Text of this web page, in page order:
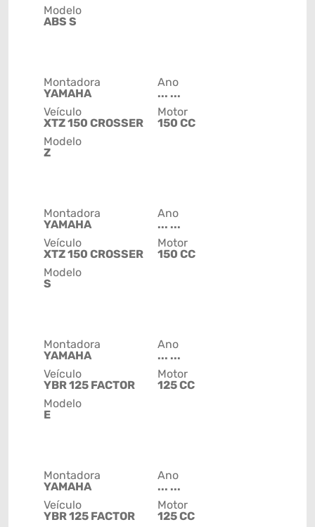
Modelo
ABS S
Montadora
YAMAHA
Veículo
XTZ 150 CROSSER
Modelo
Z
Ano
... ...
Motor
150 CC
Montadora
YAMAHA
Veículo
XTZ 150 CROSSER
Modelo
S
Ano
... ...
Motor
150 CC
Montadora
YAMAHA
Veículo
YBR 125 FACTOR
Modelo
E
Ano
... ...
Motor
125 CC
Montadora
YAMAHA
Veículo
YBR 125 FACTOR
Ano
... ...
Motor
125 CC